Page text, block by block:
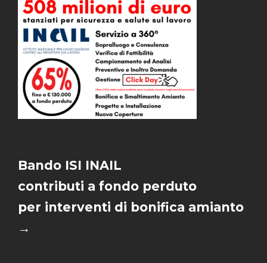
Bando ISI INAIL
contributi a fondo perduto
per interventi di bonifica amianto
→